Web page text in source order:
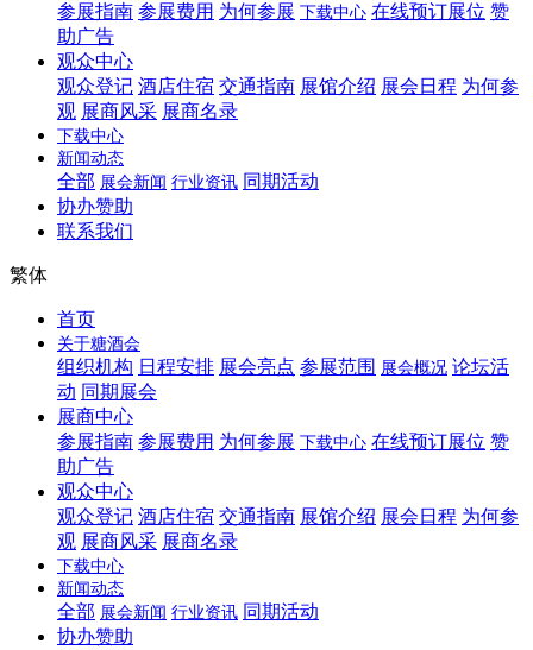
参展指南 参展费用 为何参展 下载中心 在线预订展位 赞
助广告
观众中心
观众登记 酒店住宿 交通指南 展馆介绍 展会日程 为何参
观 展商风采 展商名录
下载中心
新闻动态
全部 展会新闻 行业资讯 同期活动
协办赞助
联系我们
繁体
首页
关于糖酒会
组织机构 日程安排 展会亮点 参展范围 展会概况 论坛活
动 同期展会
展商中心
参展指南 参展费用 为何参展 下载中心 在线预订展位 赞
助广告
观众中心
观众登记 酒店住宿 交通指南 展馆介绍 展会日程 为何参
观 展商风采 展商名录
下载中心
新闻动态
全部 展会新闻 行业资讯 同期活动
协办赞助